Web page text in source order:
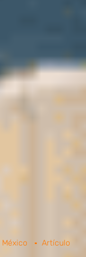
México Artículo